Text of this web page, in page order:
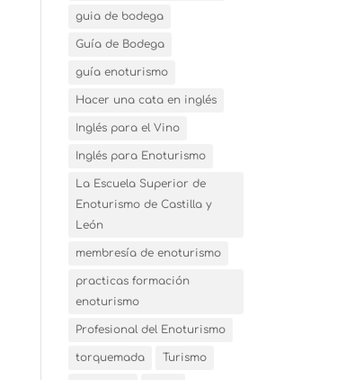
guia de bodega
Guía de Bodega
guía enoturismo
Hacer una cata en inglés
Inglés para el Vino
Inglés para Enoturismo
La Escuela Superior de
Enoturismo de Castilla y
León
membresía de enoturismo
practicas formación
enoturismo
Profesional del Enoturismo
torquemada Turismo